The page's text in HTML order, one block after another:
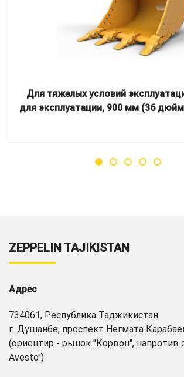
Для тяжелых условий
для эксплуатации, 900 мм (36
ZEPPELIN TAJIKISTAN
Адрес
734061, Республика Таджикистан
г. Душанбе, проспект Негмата
(ориентир - рынок "Корвон", напротив
Avesto")